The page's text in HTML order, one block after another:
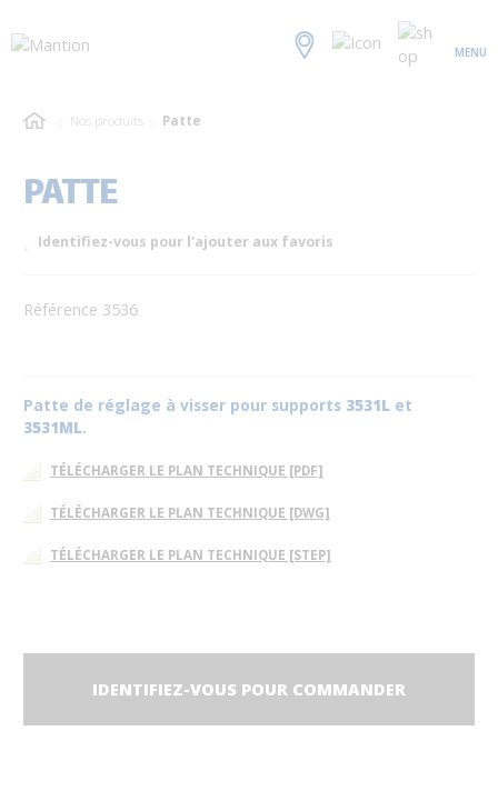
MENU
Nos produits Patte
PATTE
Identifiez-vous pour l'ajouter aux favoris
Référence 3536
Patte de réglage à visser pour supports 3531Let
3531ML.
TÉLÉCHARGER LE PLAN TECHNIQUE [PDF]
TÉLÉCHARGER LE PLAN TECHNIQUE [DWG]
TÉLÉCHARGER LE PLAN TECHNIQUE [STEP]
IDENTIFIEZ-VOUS POUR COMMANDER